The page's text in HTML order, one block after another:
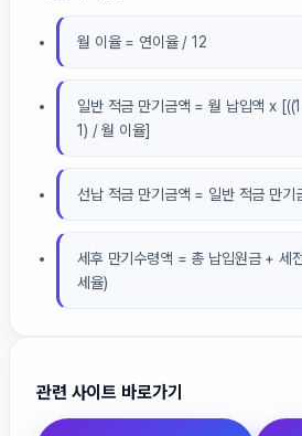
월 이율 = 연이율 / 12
일반 적금 만기금액 = 월 납입액 x
1) / 월 이율]
선납 적금 만기금액 = 일반 적금 만기
세후 만기수령액 = 총 납입원금 + 세
세율)
관련 사이트 바로가기